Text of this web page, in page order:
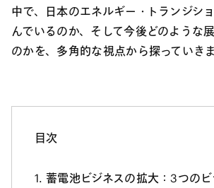
中で、日本のエネルギー・トランジシ
んでいるのか、そして今後どのような
のかを、多角的な視点から探っていきま
目次
蓄電池ビジネスの拡大：3つのビ